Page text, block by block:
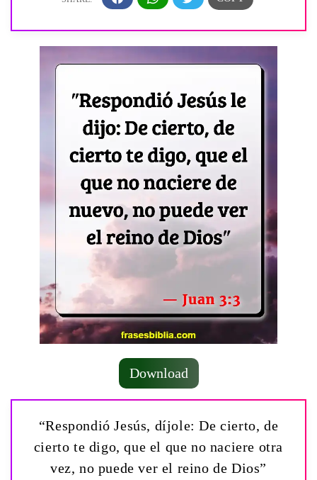
Download
“Respondió Jesús, díjole: De cierto, de
cierto te digo, que el que no naciere otra
vez, no puede ver el reino de Dios”